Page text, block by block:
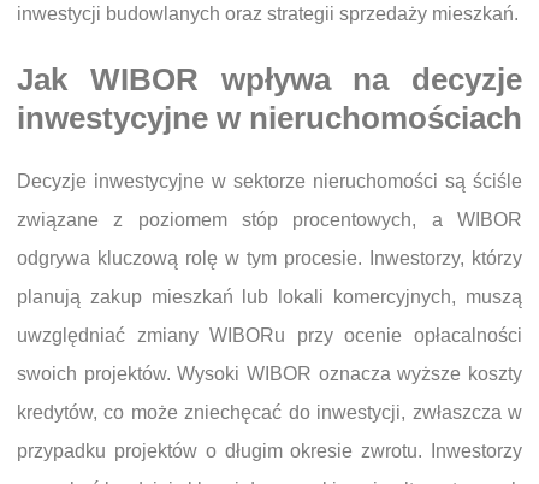
inwestycji budowlanych oraz strategii sprzedaży mieszkań.
Jak WIBOR wpływa na decyzje
inwestycyjne w nieruchomościach
Decyzje inwestycyjne w sektorze nieruchomości są ściśle
związane z poziomem stóp procentowych, a WIBOR
odgrywa kluczową rolę w tym procesie. Inwestorzy, którzy
planują zakup mieszkań lub lokali komercyjnych, muszą
uwzględniać zmiany WIBORu przy ocenie opłacalności
swoich projektów. Wysoki WIBOR oznacza wyższe koszty
kredytów, co może zniechęcać do inwestycji, zwłaszcza w
przypadku projektów o długim okresie zwrotu. Inwestorzy